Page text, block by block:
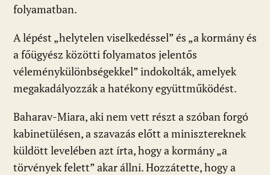
folyamatban.
A lépést „helytelen viselkedéssel” és „a kormány és
a főügyész közötti folyamatos jelentős
véleménykülönbségekkel” indokolták, amelyek
megakadályozzák a hatékony együttműködést.
Baharav-Miara, aki nem vett részt a szóban forgó
kabinetülésen, a szavazás előtt a minisztereknek
küldött levelében azt írta, hogy a kormány „a
törvények felett” akar állni. Hozzátette, hogy a